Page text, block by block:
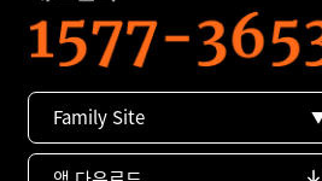
Family Site